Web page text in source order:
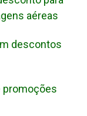
aéreas
descontos
promoções